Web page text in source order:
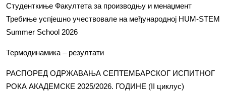
Студенткиње Факултета за производњу и менаџмент
Требиње успјешно учествовале на међународној HUM-STEM
Summer School 2026
Термодинамика – резултати
РАСПОРЕД ОДРЖАВАЊА СЕПТЕМБАРСКОГ ИСПИТНОГ
РОКА АКАДЕМСКЕ 2025/2026. ГОДИНЕ (II циклус)